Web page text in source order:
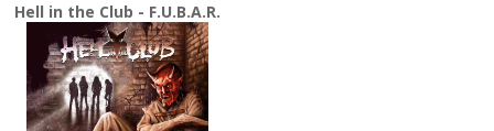
Hell in the Club - F.U.B.A.R.